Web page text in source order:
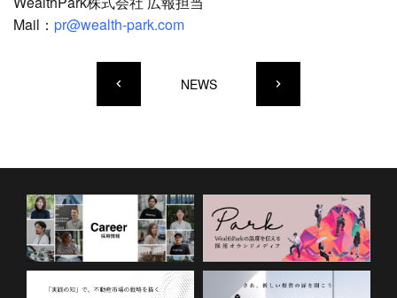
Mail： pr@wealth-park.com
keyboard_arrow_left NEWS keyboard_arrow_right